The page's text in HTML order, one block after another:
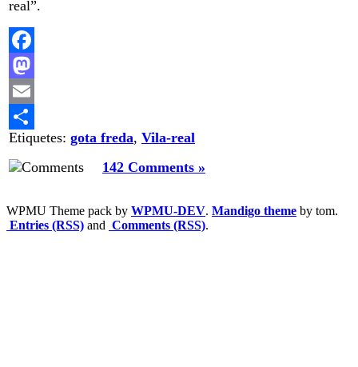
real”.
Facebook
Mastodon
Email
Comparteix
Etiquetes: gota freda, Vila-real
142 Comments »
WPMU Theme pack by WPMU-DEV. Mandigo theme by tom.
Entries (RSS) and Comments (RSS).